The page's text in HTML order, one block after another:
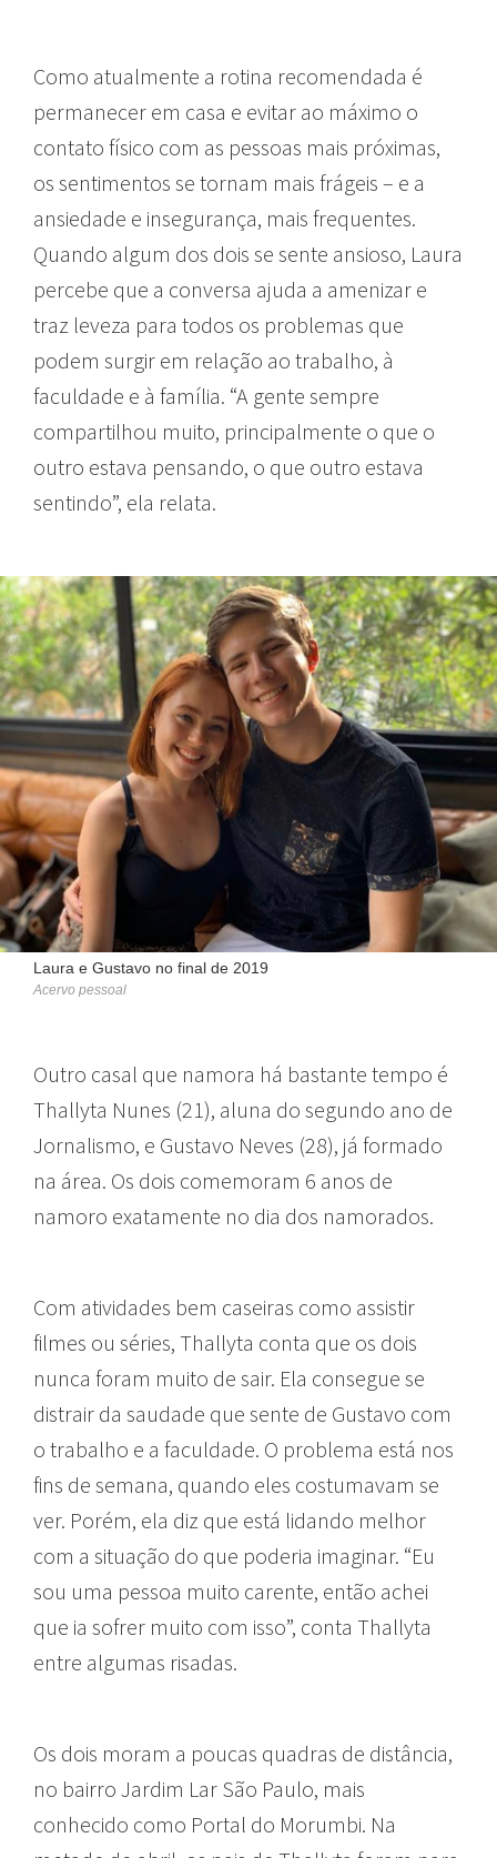
Como atualmente a rotina recomendada é
permanecer em casa e evitar ao máximo o
contato físico com as pessoas mais próximas,
os sentimentos se tornam mais frágeis – e a
ansiedade e insegurança, mais frequentes.
Quando algum dos dois se sente ansioso, Laura
percebe que a conversa ajuda a amenizar e
traz leveza para todos os problemas que
podem surgir em relação ao trabalho, à
faculdade e à família. “A gente sempre
compartilhou muito, principalmente o que o
outro estava pensando, o que outro estava
sentindo”, ela relata.
Laura e Gustavo no final de 2019
Acervo pessoal
Outro casal que namora há bastante tempo é
Thallyta Nunes (21), aluna do segundo ano de
Jornalismo, e Gustavo Neves (28), já formado
na área. Os dois comemoram 6 anos de
namoro exatamente no dia dos namorados.
Com atividades bem caseiras como assistir
filmes ou séries, Thallyta conta que os dois
nunca foram muito de sair. Ela consegue se
distrair da saudade que sente de Gustavo com
o trabalho e a faculdade. O problema está nos
fins de semana, quando eles costumavam se
ver. Porém, ela diz que está lidando melhor
com a situação do que poderia imaginar. “Eu
sou uma pessoa muito carente, então achei
que ia sofrer muito com isso”, conta Thallyta
entre algumas risadas.
Os dois moram a poucas quadras de distância,
no bairro Jardim Lar São Paulo, mais
conhecido como Portal do Morumbi. Na